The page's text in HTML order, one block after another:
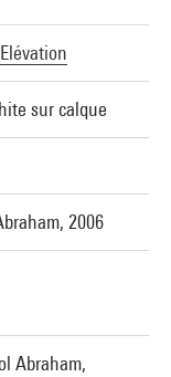
Elévation
sur calque
2006
Abraham,